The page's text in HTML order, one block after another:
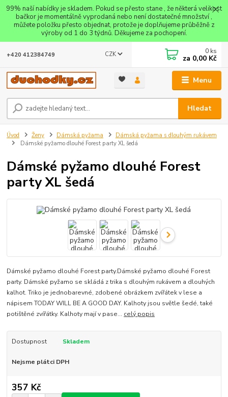
99% naší nabídky je skladem. Pokud se přesto stane , že některá velikost
bačkor je momentálně vyprodaná nebo není dostatečné množství ,
můžete položku přesto objednat, protože je doplňujeme průběžně z
výroby od 1 do 3 týdnů. Děkujeme za pochopení.
Menu
CZK
Hledat
+420 412384749 0 ks
za 0,00 Kč
Úvod Ženy Dámská pyžama
Dámská pyžama s dlouhým rukávem
Dámské pyžamo dlouhé Forest party XL šedá
Dámské pyžamo dlouhé Forest
party XL šedá
Dámské pyžamo dlouhé Forest party.Dámské pyžamo dlouhé Forest
party. Dámské pyžamo se skládá z trika s dlouhým rukávem a dlouhých
kalhot. Triko je jednobarevné, zdobené obrázkem zvířátek v lese a
nápisem TODAY WILL BE A GOOD DAY. Kalhoty jsou světle šedé, také
potištěné zvířátky. Kalhoty mají v pase... celý popis
Dostupnost Skladem
Nejsme plátci DPH
357 Kč